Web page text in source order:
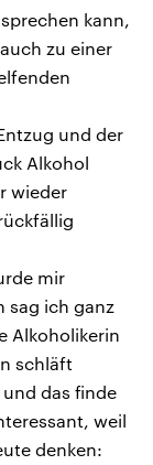
kann,
zu einer
und der
Alkohol
wieder
mir
sag ich ganz
Alkoholikerin
schläft
das finde
weil
denken: